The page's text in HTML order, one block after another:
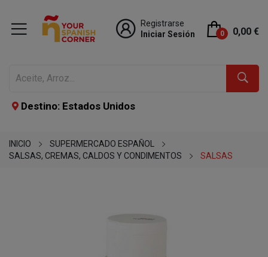
Registrarse
Iniciar Sesión
0 0,00 €
Destino: Estados Unidos
INICIO
SUPERMERCADO ESPAÑOL
SALSAS, CREMAS, CALDOS Y CONDIMENTOS
SALSAS